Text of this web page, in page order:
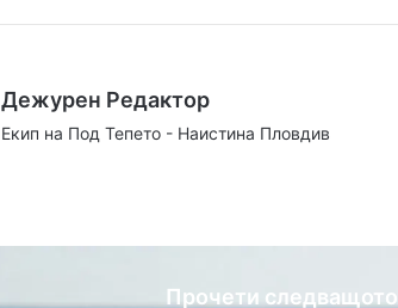
Дежурен Редактор
Екип на Под Тепето - Наистина Пловдив
Прочети следващото